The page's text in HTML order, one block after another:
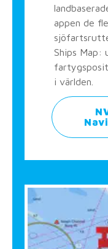
appen de
Ships Map:
i världen.